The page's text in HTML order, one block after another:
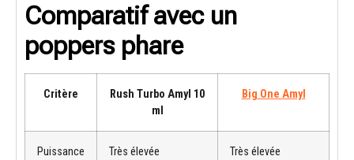
Comparatif avec un
poppers phare
Critère
Rush Turbo Amyl 10
ml
Big One Amyl
Puissance Très élevée Très élevée